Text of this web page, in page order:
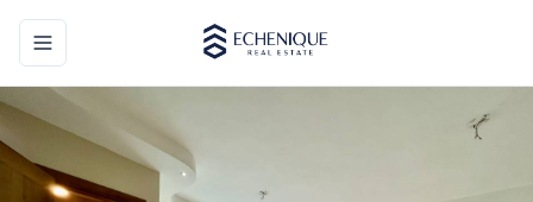
Toggle navigation menu